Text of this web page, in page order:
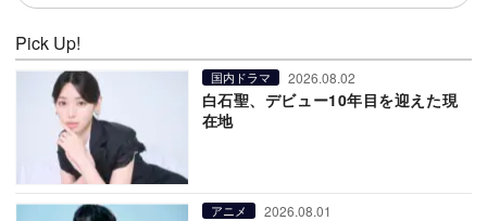
Pick Up!
国内ドラマ 2026.08.02
白石聖、デビュー10年目を迎えた現
在地
アニメ 2026.08.01